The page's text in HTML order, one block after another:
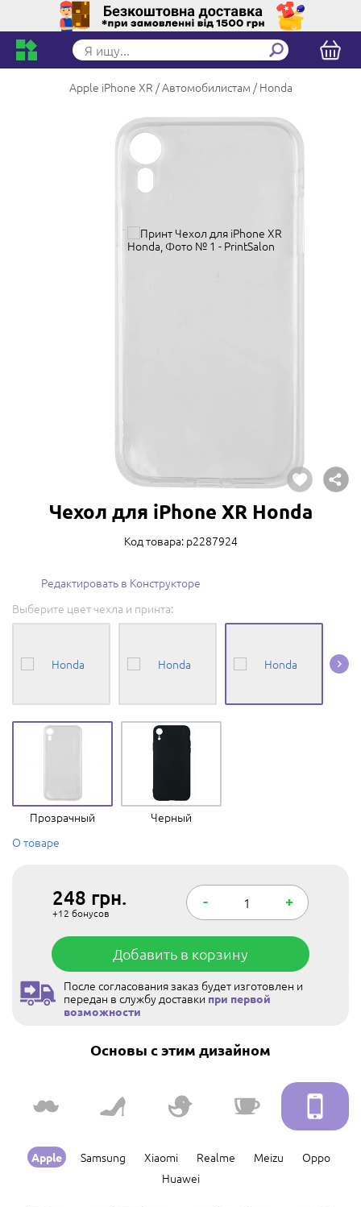
Apple iPhone XR Автомобилистам Honda
Чехол для iPhone XR Honda
Код товара: p2287924
Редактировать в Конструкторе
Выберите цвет чехла и принта:
Прозрачный
Черный
О товаре
248 грн.
+12 бонусов
- +
Добавить в корзину
После согласования заказ будет изготовлен и
передан в службу доставки при первой
возможности
Основы с этим дизайном
Apple Samsung Xiaomi Realme Meizu
Oppo
Huawei